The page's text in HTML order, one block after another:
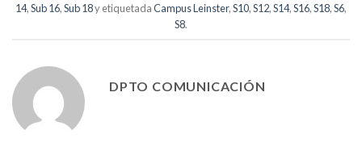
14,Sub 16,Sub 18y etiquetadaCampus Leinster,S10,S12,S14,S16,S18,S6,
S8.
DPTO COMUNICACIÓN